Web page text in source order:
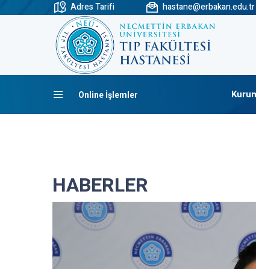
Adres Tarifi hastane@erbakan.edu.tr
Online İşlemler
HABERLER